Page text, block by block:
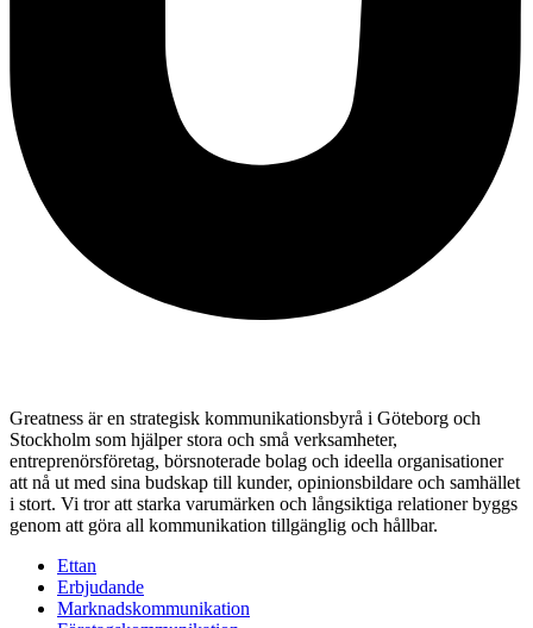
Greatness är en strategisk kommunikationsbyrå i Göteborg och
Stockholm som hjälper stora och små verksamheter,
entreprenörsföretag, börsnoterade bolag och ideella organisationer
att nå ut med sina budskap till kunder, opinionsbildare och samhället
i stort. Vi tror att starka varumärken och långsiktiga relationer byggs
genom att göra all kommunikation tillgänglig och hållbar.
Ettan
Erbjudande
Marknadskommunikation